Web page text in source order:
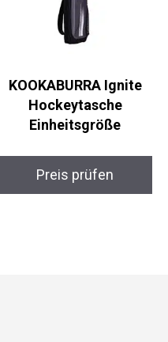
KOOKABURRA Ignite
Hockeytasche
Einheitsgröße
Preis prüfen